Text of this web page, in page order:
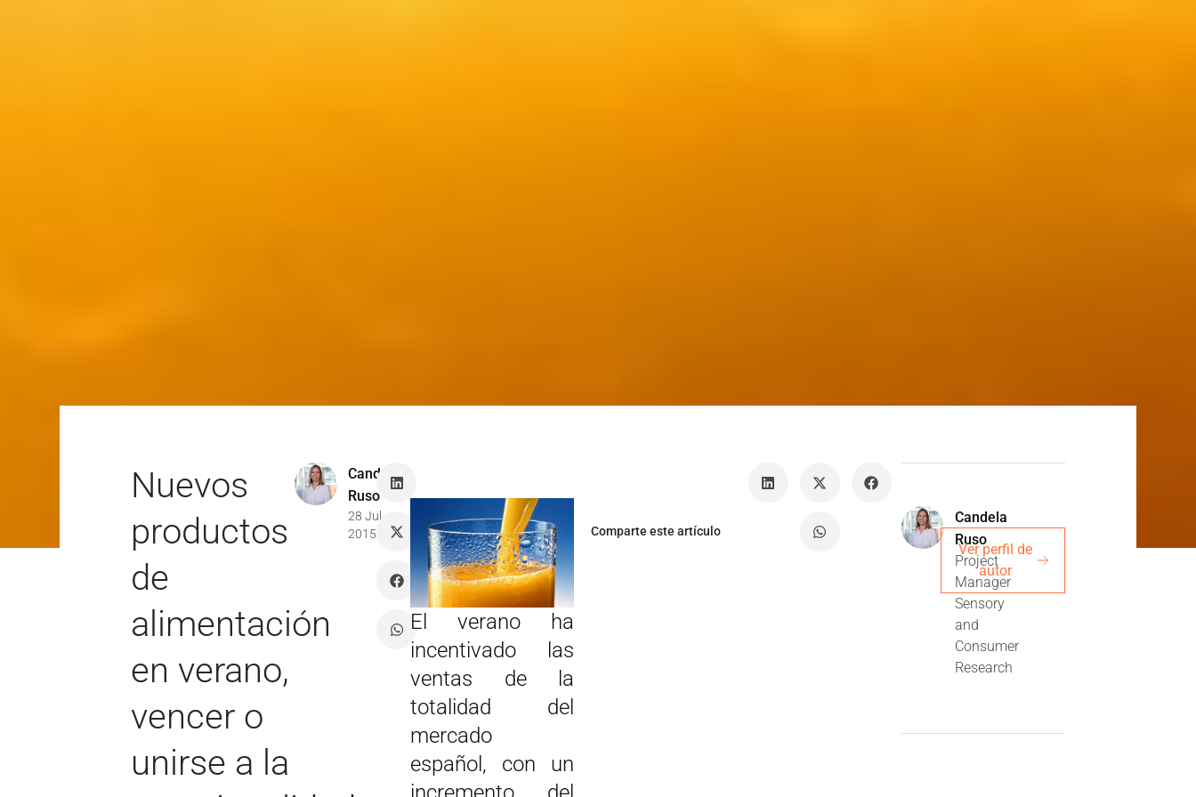
Nuevos
productos
de
alimentación
en verano,
vencer o
unirse a la
Candela
Ruso
28 Jul
2015
El verano ha
incentivado las
ventas de la
totalidad del
mercado
español, con un
Comparte este artículo
Candela
Ruso
Project
Manager
Sensory
and
Consumer
Research
Ver perfil de
autor